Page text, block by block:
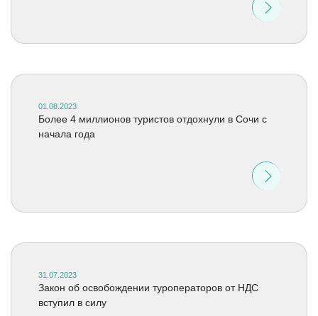
01.08.2023
Более 4 миллионов туристов отдохнули в Сочи с
начала года
31.07.2023
Закон об освобождении туроператоров от НДС
вступил в силу